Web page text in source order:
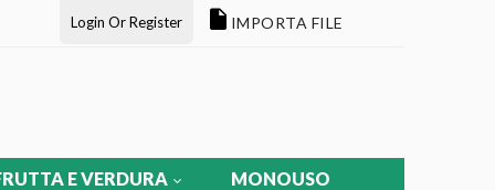
Login Or Register IMPORTA FILE
E VERDURA MONOUSO